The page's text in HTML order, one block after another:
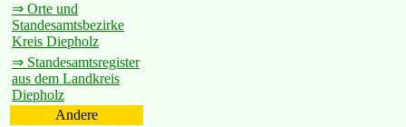
⇒ Orte und
Standesamtsbezirke
Kreis Diepholz
⇒ Standesamtsregister
aus dem Landkreis
Diepholz
Andere